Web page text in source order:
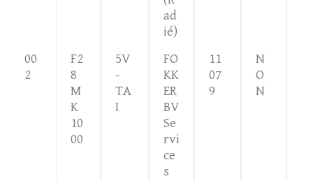
ad
ié)
00
2
F2
8
M
K
10
00
5V
-
TA
I
FO
KK
ER
BV
Se
rvi
ce
s
11
07
9
N
O
N